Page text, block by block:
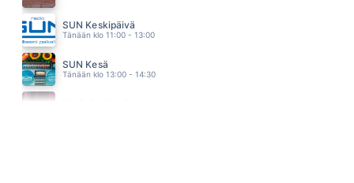
SUN Keskipäivä
Tänään klo 11:00 - 13:00
SUN Kesä
Tänään klo 13:00 - 14:30